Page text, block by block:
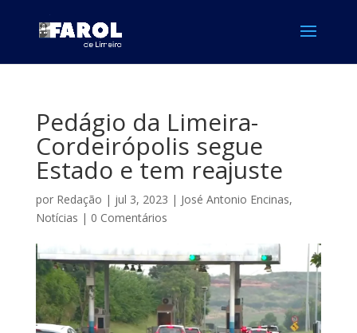
Pedágio da Limeira-
Cordeirópolis segue
Estado e tem reajuste
por Redação | jul 3, 2023 | José Antonio Encinas,
Notícias | 0 Comentários